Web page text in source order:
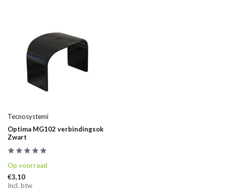
Tecnosystemi
Optima MG102 verbindingsok
Zwart
Op voorraad
€3,10
Incl. btw